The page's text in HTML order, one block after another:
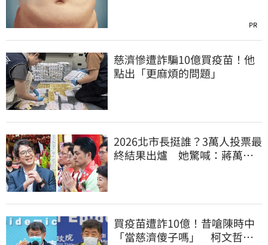
PR
慈濟慘遭詐騙10億買疫苗！他
點出「更麻煩的問題」
2026北市長挺誰？3萬人投票最
終結果出爐 她驚喊：蔣萬安
買疫苗遭詐10億！昔嗆陳時中
「當慈濟傻子嗎」 柯文哲遭